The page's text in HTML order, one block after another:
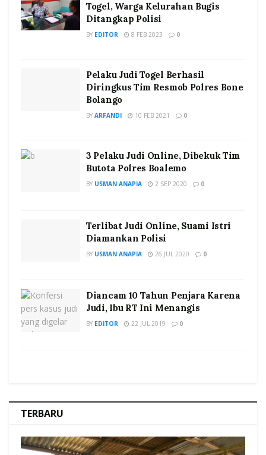
Togel, Warga Kelurahan Bugis
Ditangkap Polisi
BY EDITOR 8 FEB 2023 0
Pelaku Judi Togel Berhasil
Diringkus Tim Resmob Polres Bone
Bolango
BY ARFANDI 10 FEB 2021 0
3 Pelaku Judi Online, Dibekuk Tim
Butota Polres Boalemo
BY USMAN ANAPIA 2 SEP 2020 0
Terlibat Judi Online, Suami Istri
Diamankan Polisi
BY USMAN ANAPIA 26 JUL 2020 0
Diancam 10 Tahun Penjara Karena
Judi, Ibu RT Ini Menangis
BY EDITOR 22 JUL 2019 0
TERBARU